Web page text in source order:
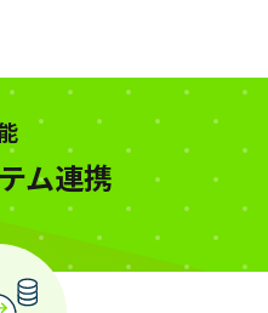
ム連携